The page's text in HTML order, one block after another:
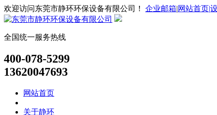
欢迎访问东莞市静环环保设备有限公司！ 企业邮箱|网站首页|
全国统一服务热线
400-078-5299
13620047693
网站首页
关于静环